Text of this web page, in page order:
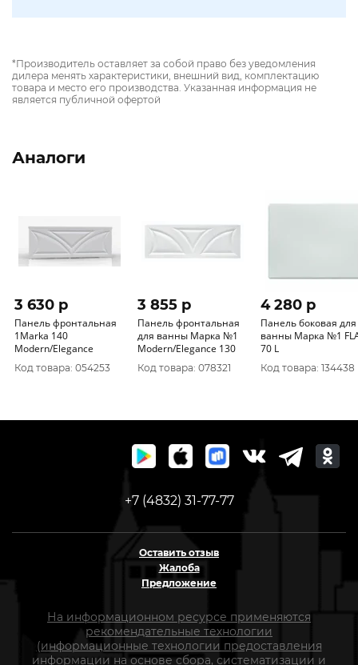
*Производитель оставляет за собой право без уведомления
дилера менять характеристики, внешний вид, комплектацию
товара и место его производства. Указанная информация не
является публичной офертой
Аналоги
3 630 p
Панель фронтальная
1Marka 140
Modern/Elegance
Код товара: 054253
3 855 p
Панель фронтальная
для ванны Марка №1
Modern/Elegance 130
Код товара: 078321
4 280 p
Панель боковая для
ванны Марка №1
70 L
Код товара: 134438
+7 (4832) 31-77-77
Оставить отзыв
Жалоба
Предложение
На информационном ресурсе применяются
рекомендательные технологии
(информационные технологии предоставления
информации на основе сбора, систематизации и